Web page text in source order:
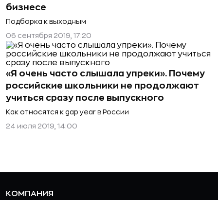
бизнесе
Подборка к выходным
06 сентября 2019, 17:20
«Я очень часто слышала упреки». Почему
российские школьники не продолжают
учиться сразу после выпускного
Как относятся к gap year в России
24 июля 2019, 14:00
КОМПАНИЯ